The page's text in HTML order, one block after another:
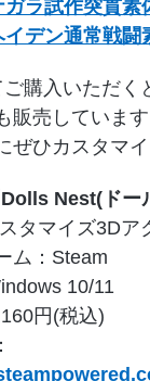
ラ試作突貫素
デン通常戦闘
購入いただ
販売していま
ぜひカスタマ
Nest(ドー
タマイズ3Dア
ム：Steam
10/11
円(税込)